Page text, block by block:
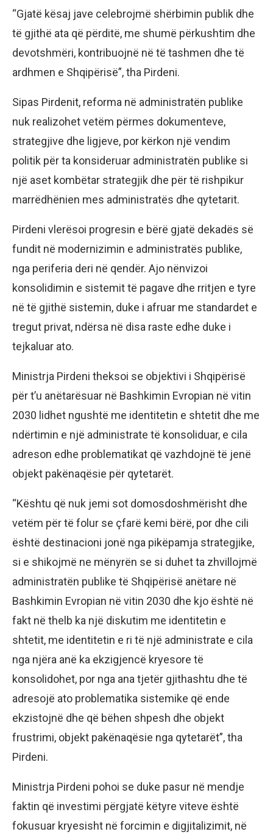
“Gjatë kësaj jave celebrojmë shërbimin publik dhe
të gjithë ata që përditë, me shumë përkushtim dhe
devotshmëri, kontribuojnë në të tashmen dhe të
ardhmen e Shqipërisë”, tha Pirdeni.
Sipas Pirdenit, reforma në administratën publike
nuk realizohet vetëm përmes dokumenteve,
strategjive dhe ligjeve, por kërkon një vendim
politik për ta konsideruar administratën publike si
një aset kombëtar strategjik dhe për të rishpikur
marrëdhënien mes administratës dhe qytetarit.
Pirdeni vlerësoi progresin e bërë gjatë dekadës së
fundit në modernizimin e administratës publike,
nga periferia deri në qendër. Ajo nënvizoi
konsolidimin e sistemit të pagave dhe rritjen e tyre
në të gjithë sistemin, duke i afruar me standardet e
tregut privat, ndërsa në disa raste edhe duke i
tejkaluar ato.
Ministrja Pirdeni theksoi se objektivi i Shqipërisë
për t’u anëtarësuar në Bashkimin Evropian në vitin
2030 lidhet ngushtë me identitetin e shtetit dhe me
ndërtimin e një administrate të konsoliduar, e cila
adreson edhe problematikat që vazhdojnë të jenë
objekt pakënaqësie për qytetarët.
“Kështu që nuk jemi sot domosdoshmërisht dhe
vetëm për të folur se çfarë kemi bërë, por dhe cili
është destinacioni jonë nga pikëpamja strategjike,
si e shikojmë ne mënyrën se si duhet ta zhvillojmë
administratën publike të Shqipërisë anëtare në
Bashkimin Evropian në vitin 2030 dhe kjo është në
fakt në thelb ka një diskutim me identitetin e
shtetit, me identitetin e ri të një administrate e cila
nga njëra anë ka ekzigjencë kryesore të
konsolidohet, por nga ana tjetër gjithashtu dhe të
adresojë ato problematika sistemike që ende
ekzistojnë dhe që bëhen shpesh dhe objekt
frustrimi, objekt pakënaqësie nga qytetarët”, tha
Pirdeni.
Ministrja Pirdeni pohoi se duke pasur në mendje
faktin që investimi përgjatë këtyre viteve është
fokusuar kryesisht në forcimin e digjitalizimit, në